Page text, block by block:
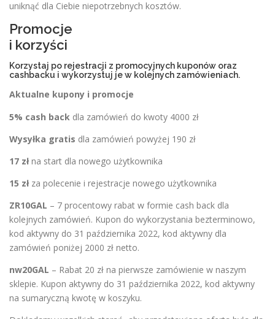
uniknąć dla Ciebie niepotrzebnych kosztów.
Promocje
i korzyści
Korzystaj po rejestracji z promocyjnych kuponów oraz
cashbacku i wykorzystuj je w kolejnych zamówieniach.
Aktualne kupony i promocje
5% cash back dla zamówień do kwoty 4000 zł
Wysyłka gratis dla zamówień powyżej 190 zł
17 złna start dla nowego użytkownika
15 złza polecenie i rejestracje nowego użytkownika
ZR10GAL – 7 procentowy rabat w formie cash back dla
kolejnych zamówień. Kupon do wykorzystania bezterminowo,
kod aktywny do 31 października 2022, kod aktywny dla
zamówień poniżej 2000 zł netto.
nw20GAL – Rabat 20 zł na pierwsze zamówienie w naszym
sklepie. Kupon aktywny do 31 października 2022, kod aktywny
na sumaryczną kwotę w koszyku.